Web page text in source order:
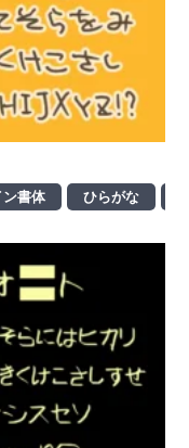
ン書体 ひらがな